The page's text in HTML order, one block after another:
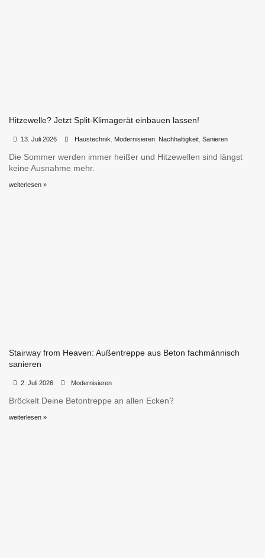
Hitzewelle? Jetzt Split-Klimagerät einbauen lassen!
13. Juli 2026 Haustechnik Modernisieren, Nachhaltigkeit, Sanieren
Die Sommer werden immer heißer und Hitzewellen sind längst
keine Ausnahme mehr.
weiterlesen »
Stairway from Heaven: Außentreppe aus Beton fachmännisch
sanieren
2. Juli 2026 Modernisieren
Bröckelt Deine Betontreppe an allen Ecken?
weiterlesen »